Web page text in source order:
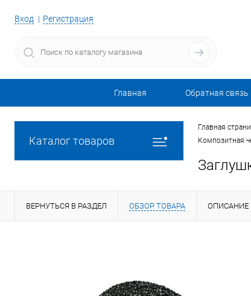
Вход Регистрация
Главная Обратная связь
Каталог товаров
Главная
Композитная
ВЕРНУТЬСЯ В РАЗДЕЛ ОБЗОР ТОВАРА ОПИСАНИЕ